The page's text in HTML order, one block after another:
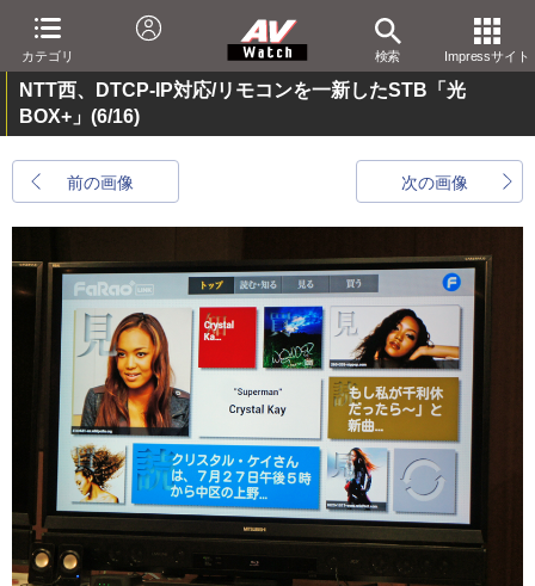
カテゴリ 検索 Impressサイト
NTT西、DTCP-IP対応/リモコンを一新したSTB「光
BOX+」 (6/16)
前の画像 次の画像